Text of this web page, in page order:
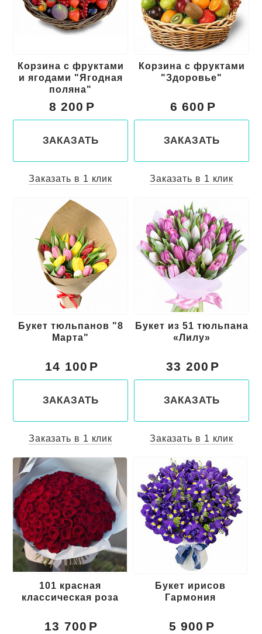
Корзина с фруктами
и ягодами "Ягодная
поляна"
8 200
ЗАКАЗАТЬ
Заказать в 1 клик
Корзина с фруктами
"Здоровье"
6 600
ЗАКАЗАТЬ
Заказать в 1 клик
Букет тюльпанов "8
Марта"
14 100
ЗАКАЗАТЬ
Заказать в 1 клик
Букет из 51 тюльпана
«Лилу»
33 200
ЗАКАЗАТЬ
Заказать в 1 клик
Букет ирисов
Гармония
5 900
101 красная
классическая роза
13 700